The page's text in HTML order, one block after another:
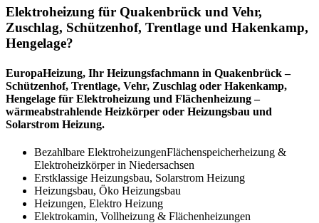
Elektroheizung für Quakenbrück und Vehr,
Zuschlag, Schützenhof, Trentlage und Hakenkamp,
Hengelage?
EuropaHeizung, Ihr Heizungsfachmann in Quakenbrück –
Schützenhof, Trentlage, Vehr, Zuschlag oder Hakenkamp,
Hengelage für Elektroheizung und Flächenheizung –
wärmeabstrahlende Heizkörper oder Heizungsbau und
Solarstrom Heizung.
Bezahlbare ElektroheizungenFlächenspeicherheizung &
Elektroheizkörper in Niedersachsen
Erstklassige Heizungsbau, Solarstrom Heizung
Heizungsbau, Öko Heizungsbau
Heizungen, Elektro Heizung
Elektrokamin, Vollheizung & Flächenheizungen